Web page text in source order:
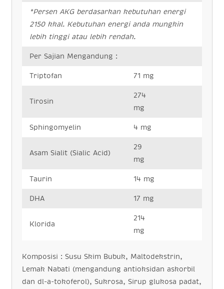
*Persen AKG berdasarkan kebutuhan energi
2150 kkal.
Kebutuhan energi anda mungkin
lebih tinggi atau lebih rendah.
Per Sajian Mengandung :
Triptofan 71 mg
Tirosin
274
mg
Sphingomyelin 4 mg
Asam Sialit (Sialic Acid)
29
mg
Taurin 14 mg
DHA 17 mg
Klorida
214
mg
Komposisi : Susu Skim Bubuk, Maltodekstrin,
Lemak Nabati (mengandung antioksidan askorbil
dan dl-a-tokoferol), Sukrosa, Sirup glukosa padat,